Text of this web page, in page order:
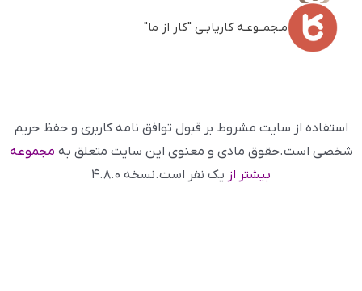
مـجمــوعـه کاریابـی "کار از ما"
استفاده از سایت مشروط بر قبول توافق نامه کاربری و حفظ حریم
شخصی است.حقوق مادی و معنوی این سایت متعلق به مجموعه
بیشتر از یک نفر است.نسخه ۴.۸.۰